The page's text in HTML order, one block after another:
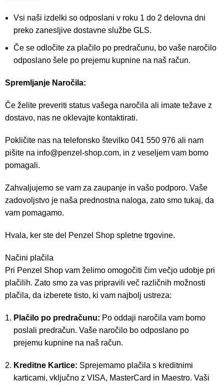
Vsi naši izdelki so odposlani v roku 1 do 2 delovna dni
preko zanesljive dostavne službe GLS.
Če se odločite za plačilo po predračunu, bo vaše naročilo
odposlano šele po prejemu kupnine na naš račun.
Spremljanje Naročila:
Če želite preveriti status vašega naročila ali imate težave z
dostavo, nas ne oklevajte kontaktirati.
Pokličite nas na telefonsko številko 041 550 976 ali nam
pišite na info@penzel-shop.com, in z veseljem vam bomo
pomagali.
Zahvaljujemo se vam za zaupanje in vašo podporo. Vaše
zadovoljstvo je naša prednostna naloga, zato smo tukaj, da
vam pomagamo.
Hvala, ker ste del Penzel Shop spletne trgovine.
Načini plačila
Pri Penzel Shop vam želimo omogočiti čim večjo udobje pri
plačilih. Zato smo za vas pripravili več različnih možnosti
plačila, da izberete tisto, ki vam najbolj ustreza:
Plačilo po predračunu: Po oddaji naročila vam bomo
poslali predračun. Vaše naročilo bo odposlano po
prejemu kupnine na naš račun.
Kreditne Kartice: Sprejemamo plačila s kreditnimi
karticami, vključno z VISA, MasterCard in Maestro. Vaši